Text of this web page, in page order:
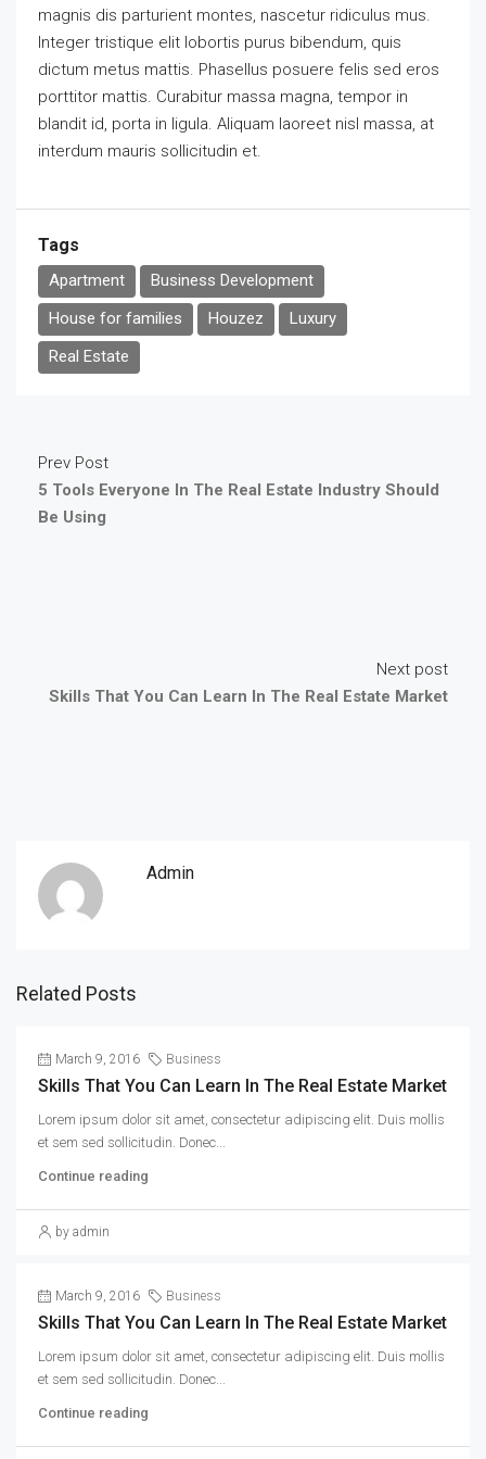
magnis dis parturient montes, nascetur ridiculus mus.
Integer tristique elit lobortis purus bibendum, quis
dictum metus mattis. Phasellus posuere felis sed eros
porttitor mattis. Curabitur massa magna, tempor in
blandit id, porta in ligula. Aliquam laoreet nisl massa, at
interdum mauris sollicitudin et.
Tags
Apartment
Business Development
House for families
Houzez
Luxury
Real Estate
Prev Post
5 Tools Everyone In The Real Estate Industry Should
Be Using
Next post
Skills That You Can Learn In The Real Estate Market
Admin
Related Posts
March 9, 2016 Business
Skills That You Can Learn In The Real Estate Market
Lorem ipsum dolor sit amet, consectetur adipiscing elit. Duis mollis
et sem sed sollicitudin. Donec...
Continue reading
by admin
March 9, 2016 Business
Skills That You Can Learn In The Real Estate Market
Lorem ipsum dolor sit amet, consectetur adipiscing elit. Duis mollis
et sem sed sollicitudin. Donec...
Continue reading